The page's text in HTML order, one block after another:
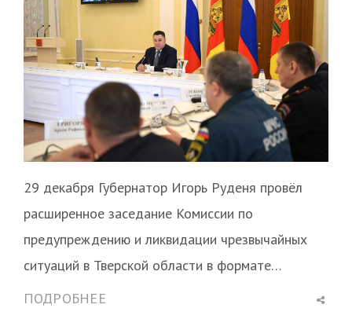
29 декабря Губернатор Игорь Руденя провёл
расширенное заседание Комиссии по
предупреждению и ликвидации чрезвычайных
ситуаций в Тверской области в формате…
ПОДРОБНЕЕ